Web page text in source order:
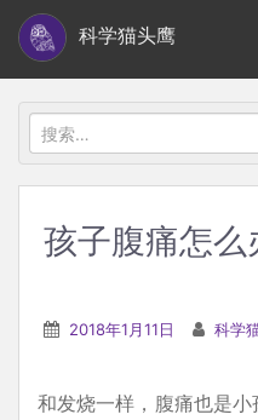
i
科学猫头鹰
搜
索：
孩子腹痛怎么
2018年1月11日 科学
和发烧一样，腹痛也是